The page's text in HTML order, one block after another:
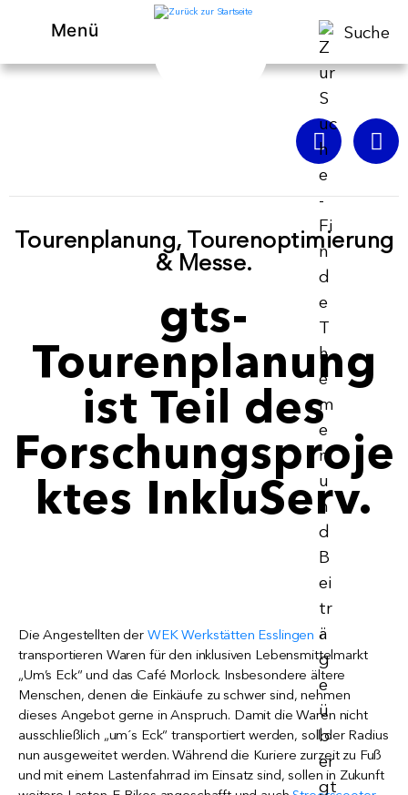
Menü Suche
Tourenplanung, Tourenoptimierung
& Messe.
gts-
Tourenplanung
ist Teil des
Forschungsproje
ktes InkluServ.
Die Angestellten der WEK Werkstätten Esslingen
transportieren Waren für den inklusiven Lebensmittelmarkt
„Um’s Eck“ und das Café Morlock. Insbesondere ältere
Menschen, denen die Einkäufe zu schwer sind, nehmen
dieses Angebot gerne in Anspruch. Damit die Waren nicht
ausschließlich „um´s Eck“ transportiert werden, soll der Radius
nun ausgeweitet werden. Während die Kuriere zurzeit zu Fuß
und mit einem Lastenfahrrad im Einsatz sind, sollen in Zukunft